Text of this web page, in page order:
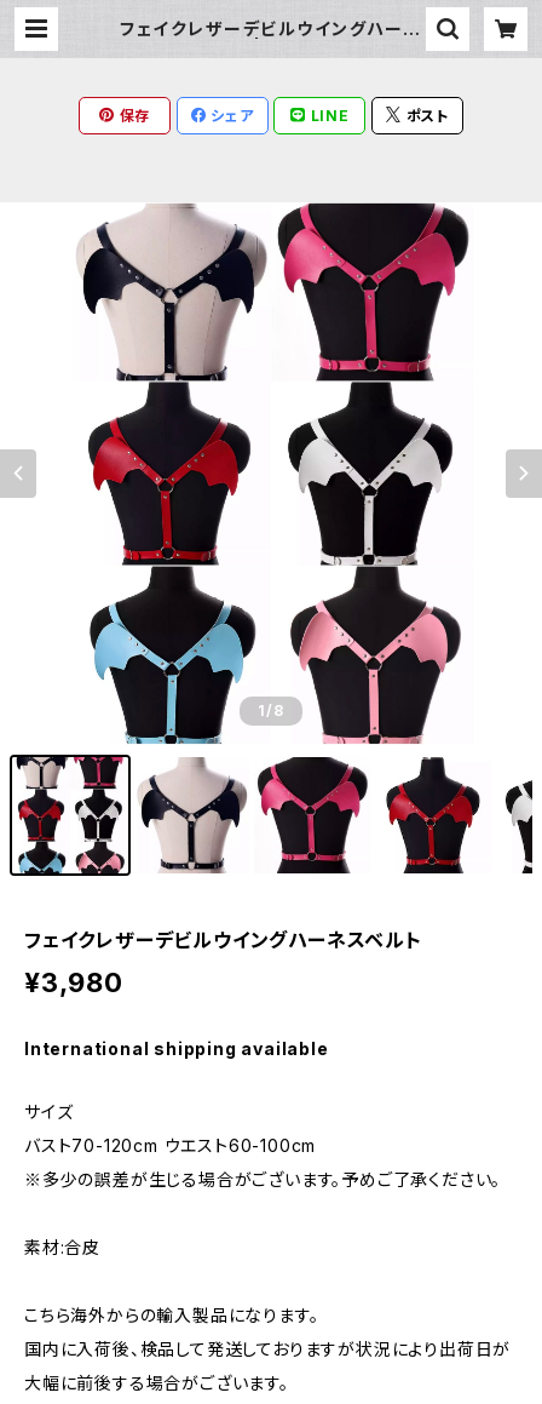
フェイクレザーデビルウイングハーネ
保存 シェア LINE ポスト
1/8
フェイクレザーデビルウイングハーネスベルト
¥3,980
International shipping available
サイズ
バスト70-120cm ウエスト60-100cm
※多少の誤差が生じる場合がございます。予めご了承ください。
素材:合皮
こちら海外からの輸入製品になります。
国内に入荷後、検品して発送しておりますが状況により出荷日が
大幅に前後する場合がございます。